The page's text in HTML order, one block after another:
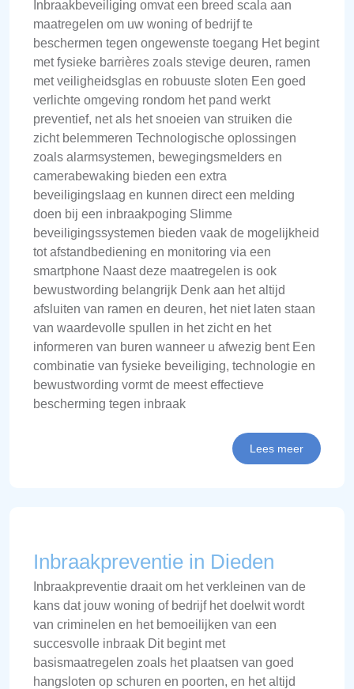
Inbraakbeveiliging omvat een breed scala aan
maatregelen om uw woning of bedrijf te
beschermen tegen ongewenste toegang Het begint
met fysieke barrières zoals stevige deuren, ramen
met veiligheidsglas en robuuste sloten Een goed
verlichte omgeving rondom het pand werkt
preventief, net als het snoeien van struiken die
zicht belemmeren Technologische oplossingen
zoals alarmsystemen, bewegingsmelders en
camerabewaking bieden een extra
beveiligingslaag en kunnen direct een melding
doen bij een inbraakpoging Slimme
beveiligingssystemen bieden vaak de mogelijkheid
tot afstandbediening en monitoring via een
smartphone Naast deze maatregelen is ook
bewustwording belangrijk Denk aan het altijd
afsluiten van ramen en deuren, het niet laten staan
van waardevolle spullen in het zicht en het
informeren van buren wanneer u afwezig bent Een
combinatie van fysieke beveiliging, technologie en
bewustwording vormt de meest effectieve
bescherming tegen inbraak
Lees meer
Inbraakpreventie in Dieden
Inbraakpreventie draait om het verkleinen van de
kans dat jouw woning of bedrijf het doelwit wordt
van criminelen en het bemoeilijken van een
succesvolle inbraak Dit begint met
basismaatregelen zoals het plaatsen van goed
hangsloten op schuren en poorten, en het altijd